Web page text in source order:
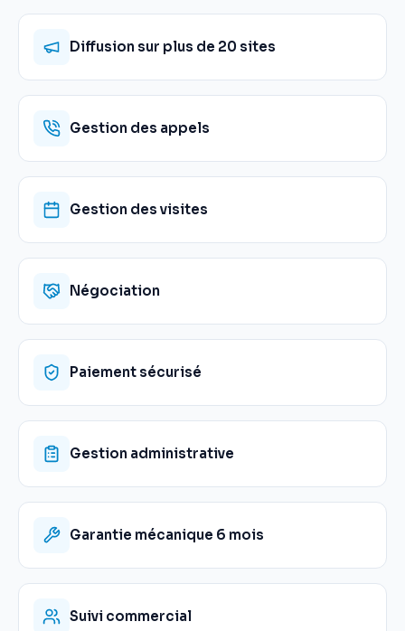
Diffusion sur plus de 20 sites
Gestion des appels
Gestion des visites
Négociation
Paiement sécurisé
Gestion administrative
Garantie mécanique 6 mois
Suivi commercial